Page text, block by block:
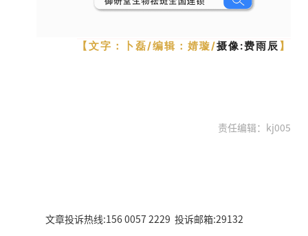
【文字：卜磊/编辑：婧璇/摄像:费雨辰 】
责任编辑：kj005
文章投诉热线:156 0057 2229 投诉邮箱:29132